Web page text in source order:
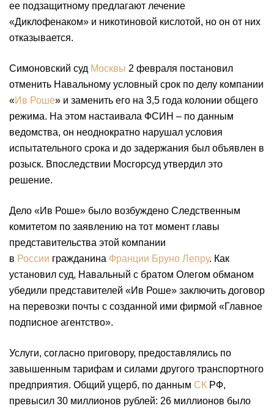
ее подзащитному предлагают лечение
«Диклофенаком» и никотиновой кислотой, но он от них
отказывается.
Симоновский суд Москвы 2 февраля постановил
отменить Навальному условный срок по делу компании
«Ив Роше» и заменить его на 3,5 года колонии общего
режима. На этом настаивала ФСИН – по данным
ведомства, он неоднократно нарушал условия
испытательного срока и до задержания был объявлен в
розыск. Впоследствии Мосгорсуд утвердил это
решение.
Дело «Ив Роше» было возбуждено Следственным
комитетом по заявлению на тот момент главы
представительства этой компании
в России гражданина Франции Бруно Лепру. Как
установил суд, Навальный с братом Олегом обманом
убедили представителей «Ив Роше» заключить договор
на перевозки почты с созданной ими фирмой «Главное
подписное агентство».
Услуги, согласно приговору, предоставлялись по
завышенным тарифам и силами другого транспортного
предприятия. Общий ущерб, по данным СК РФ,
превысил 30 миллионов рублей: 26 миллионов было